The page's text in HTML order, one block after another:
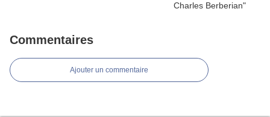
Commentaires
Ajouter un commentaire